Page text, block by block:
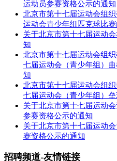
运动员参赛资格公示的通知
北京市第十七届运动会组
运动会青少年组匹克球比
关于北京市第十七届运动
知
北京市第十七届运动会组
七届运动会（青少年组）
知
北京市第十七届运动会组
七届运动会（青少年组）
关于北京市第十七届运动
参赛资格公示的通知
关于北京市第十七届运动
赛资格公示的通知
招聘频道-友情链接